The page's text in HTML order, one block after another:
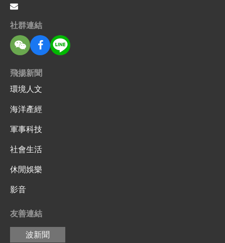
社群連結
飛揚新聞
環境人文
海洋產經
軍事科技
社會生活
休閒娛樂
影音
友善連結
波新聞